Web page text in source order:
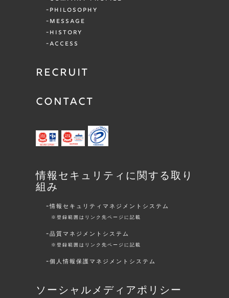
PHILOSOPHY
MESSAGE
HISTORY
ACCESS
RECRUIT
CONTACT
情報セキュリティに関する取り
組み
情報セキュリティマネジメントシステム
※登録範囲はリンク先ページに記載
品質マネジメントシステム
※登録範囲はリンク先ページに記載
個人情報保護マネジメントシステム
ソーシャルメディアポリシー